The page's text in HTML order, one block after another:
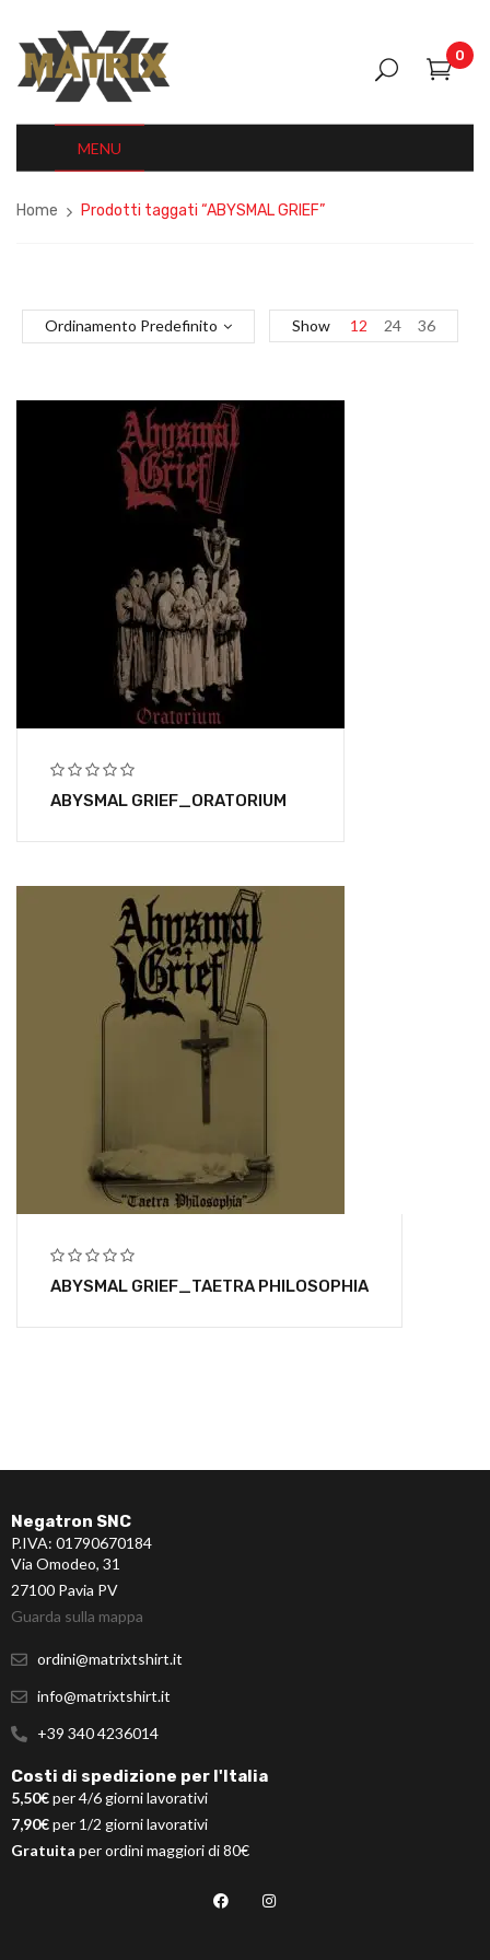
0
MENU
Home Prodotti taggati “ABYSMAL GRIEF”
Ordinamento Predefinito Show 12 24 36
ABYSMAL GRIEF_ORATORIUM
ABYSMAL GRIEF_TAETRA PHILOSOPHIA
Negatron SNC
P.IVA: 01790670184
Via Omodeo, 31
27100 Pavia PV
Guarda sulla mappa
ordini@matrixtshirt.it
info@matrixtshirt.it
+39 340 4236014
Costi di spedizione per l'Italia
5,50€per 4/6 giorni lavorativi
7,90€per 1/2 giorni lavorativi
Gratuita per ordini maggiori di 80€